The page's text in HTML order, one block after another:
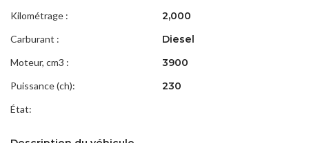
Kilométrage : 2,000
Carburant : Diesel
Moteur, cm3 : 3900
Puissance (ch): 230
État: